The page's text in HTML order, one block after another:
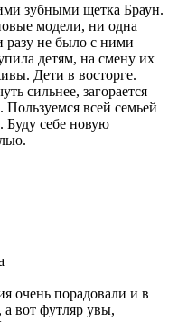
зубными щетка Браун.
модели, ни одна
разу не было с ними
детям, на смену их
Дети в восторге.
сильнее, загорается
Пользуемся всей семьей
себе новую
очень порадовали и в
а вот футляр увы,